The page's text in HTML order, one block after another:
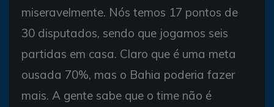
miseravelmente. Nós temos 17 pontos de
30 disputados, sendo que jogamos seis
partidas em casa. Claro que é uma meta
ousada 70%, mas o Bahia poderia fazer
mais. A gente sabe que o time não é